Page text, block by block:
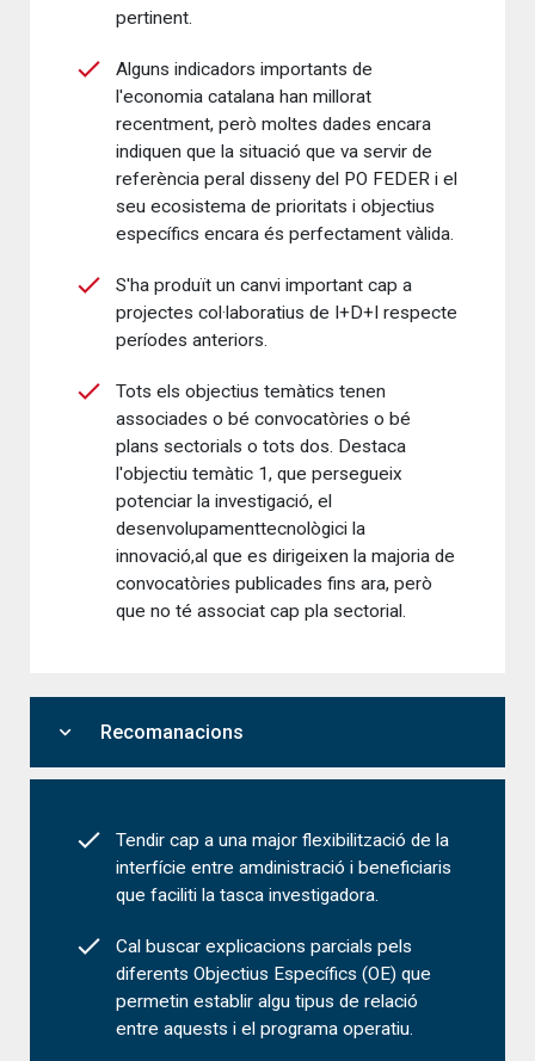
pertinent.
Alguns indicadors importants de
l'economia catalana han millorat
recentment, però moltes dades encara
indiquen que la situació que va servir de
referència peral disseny del PO FEDER i el
seu ecosistema de prioritats i objectius
específics encara és perfectament vàlida.
S'ha produït un canvi important cap a
projectes col·laboratius de I+D+I respecte
períodes anteriors.
Tots els objectius temàtics tenen
associades o bé convocatòries o bé
plans sectorials o tots dos. Destaca
l'objectiu temàtic 1, que persegueix
potenciar la investigació, el
desenvolupamenttecnològici la
innovació,al que es dirigeixen la majoria de
convocatòries publicades fins ara, però
que no té associat cap pla sectorial.
expand_more Recomanacions
Tendir cap a una major flexibilització de la
interfície entre amdinistració i beneficiaris
que faciliti la tasca investigadora.
Cal buscar explicacions parcials pels
diferents Objectius Específics (OE) que
permetin establir algu tipus de relació
entre aquests i el programa operatiu.